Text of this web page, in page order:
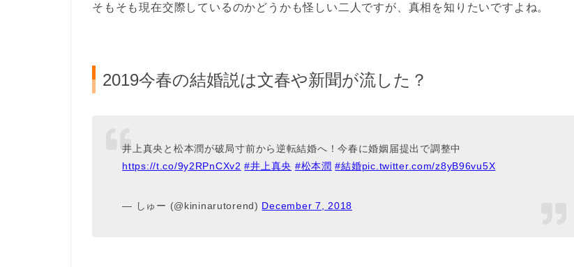
そもそも現在交際しているのかどうかも怪しい二人ですが、真相を知りたいですよね。
2019今春の結婚説は文春や新聞が流した？
井上真央と松本潤が破局寸前から逆転結婚へ！今春に婚姻届提出で調整中
https://t.co/9y2RPnCXv2 #井上真央 #松本潤 #結婚pic.twitter.com/z8yB96vu5X
— しゅー (@kininarutorend) December 7, 2018